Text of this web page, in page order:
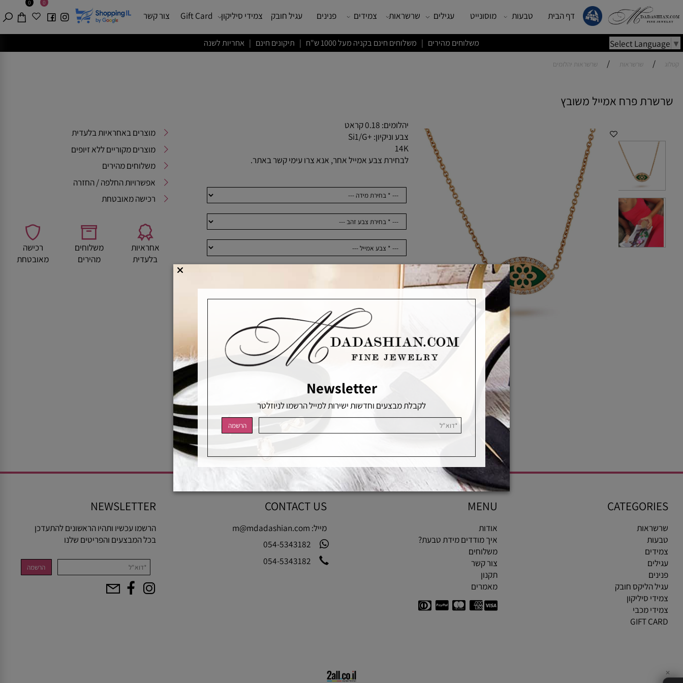
Select משלוחים מהירים | משלוחים חינם בקניה מעל 1000 ש"ח | תיקונים חינם | אחריות לשנה
0 0
דף הבית טבעות מוסונייט עגילים שרשראות צמידים פנינים עגיל חובק צמידי סיליקון Gift Card צור קשר
שרשראות / שרשראות יהלומים
פרח אמייל משובץ
יהלומים: 0.18 קראט
צבע וניקיון: +Si1/G
לבחירת צבע אמייל אחר, אנא צרו עימי קשר באתר.
מחיר: 4,990
כמות
הוסף לרשימת המשאלות
מוצרים באחראיות בלעדית
מוצרים מקוריים ללא זיופים
משלוחים מהירים
אפשרויות החלפה / החזרה
אחראיות משלוחים רכישה
הליקס חובק
סיליקון
MENU
איך מודדים מידת טבעת?
משלוחים
צור קשר
מאמרים
CONTACT US
מייל:m@mdadashian.com
054-5343182
NEWSLETTER
בכל המבצעים והפריטים שלנו
Newsletter
לקבלת מבצעים וחדשות ישירות למייל הרשמו לניוזלטר